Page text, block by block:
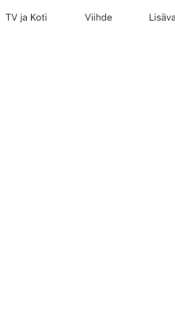
TV ja Koti Viihde